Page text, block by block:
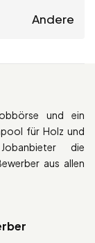
Andere
und ein
für Holz und
die
aus allen